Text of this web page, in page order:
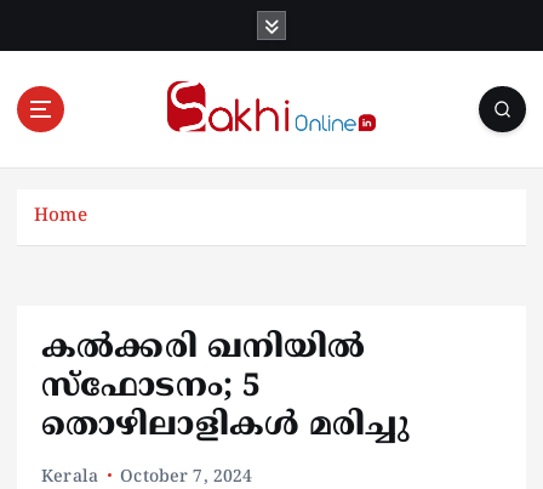
Online News Portal
Home
കൽക്കരി ഖനിയിൽ
സ്ഫോടനം; 5
തൊഴിലാളികൾ മരിച്ചു
Kerala October 7, 2024